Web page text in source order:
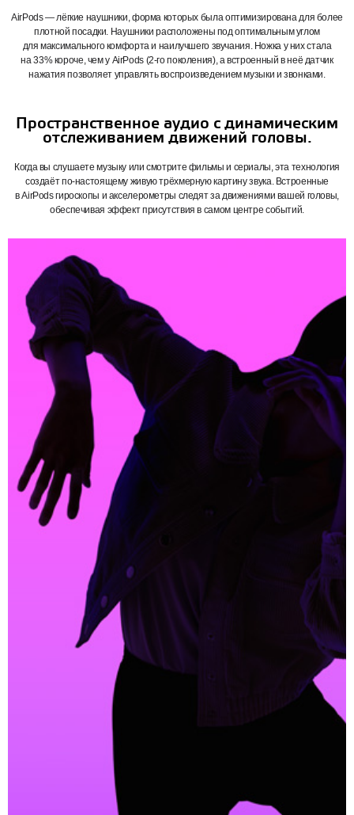
AirPods — лёгкие наушники, форма которых была оптимизирована для более
плотной посадки. Наушники расположены под оптимальным углом
для максимального комфорта и наилучшего звучания. Ножка у них стала
на 33% короче, чем у AirPods (2‑го поколения), а встроенный в неё датчик
нажатия позволяет управлять воспроизведением музыки и звонками.
Пространственное аудио с динамическим
отслеживанием движений головы.
Когда вы слушаете музыку или смотрите фильмы и сериалы, эта технология
создаёт по‑настоящему живую трёхмерную картину звука. Встроенные
в AirPods гироскопы и акселерометры следят за движениями вашей головы,
обеспечивая эффект присутствия в самом центре событий.